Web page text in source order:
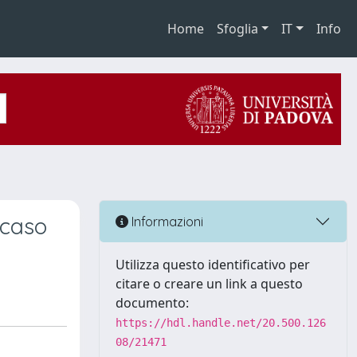
Home Sfoglia IT Info
Informazioni
Utilizza questo identificativo per
citare o creare un link a questo
documento:
https://hdl.handle.net/20.500.126
08/21471